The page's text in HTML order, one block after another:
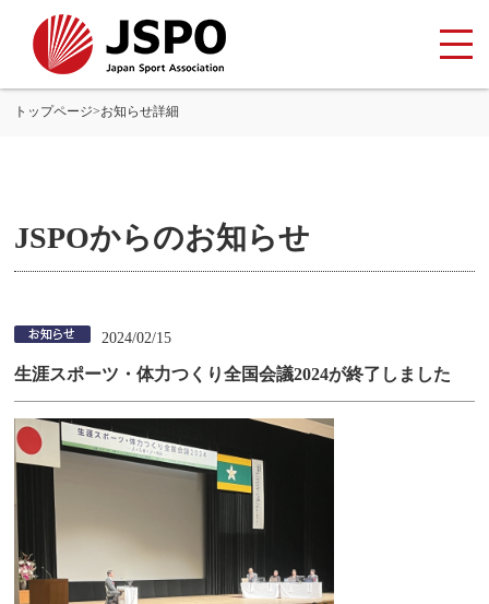
トップページ>お知らせ詳細
JSPOからのお知らせ
2024/02/15
生涯スポーツ・体力つくり全国会議2024が終了しました